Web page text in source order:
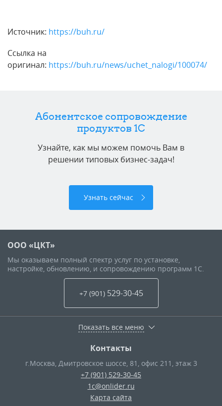
Источник: https://buh.ru/
Ссылка на
оригинал: https://buh.ru/news/uchet_nalogi/100074/
Абонентское сопровождение
продуктов 1C
Узнайте, как мы можем помочь Вам в
решении типовых бизнес-задач!
Узнать сейчас
ООО «ЦКТ»
Мы оказываем полный спектр услуг по установке,
настройке, обновлению, и сопровождению программ 1С.
+7 (901) 529-30-45
Показать все меню
Контакты
г.Москва Дмитровское шоссе, 81, офис 211, этаж 3
+7 (901) 529-30-45
1c@onlider.ru
Карта сайта